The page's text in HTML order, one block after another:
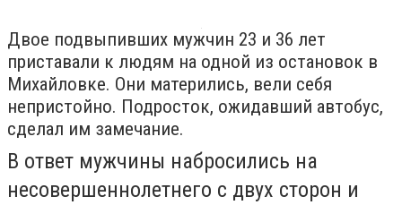
Двое подвыпивших мужчин 23 и 36 лет
приставали к людям на одной из остановок в
Михайловке. Они матерились, вели себя
непристойно. Подросток, ожидавший автобус,
сделал им замечание.
В ответ мужчины набросились на
несовершеннолетнего с двух сторон и